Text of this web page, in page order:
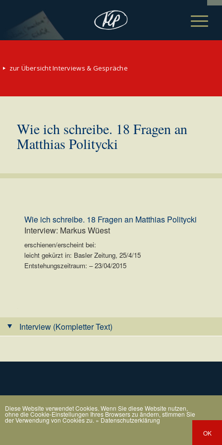
zur Übersicht Interviews & Gespräche
Wie ich schreibe. 18 Fragen an
Matthias Politycki
Wie ich schreibe. 18 Fragen an Matthias Politycki
Interview: Markus Wüest
erschienen/erscheint bei:
leicht gekürzt in: Basler Zeitung, 25/4/15
Entstehungszeitraum: – 23/04/2015
Interview (Kompletter Text)
Diese Website verwendet Cookies. Wenn Sie diese Website nutzen,
ohne die Cookie-Einstellungen Ihres Browsers zu ändern, stimmen Sie
der Verwendung von Cookies zu. » Datenschutzerklärung
OK